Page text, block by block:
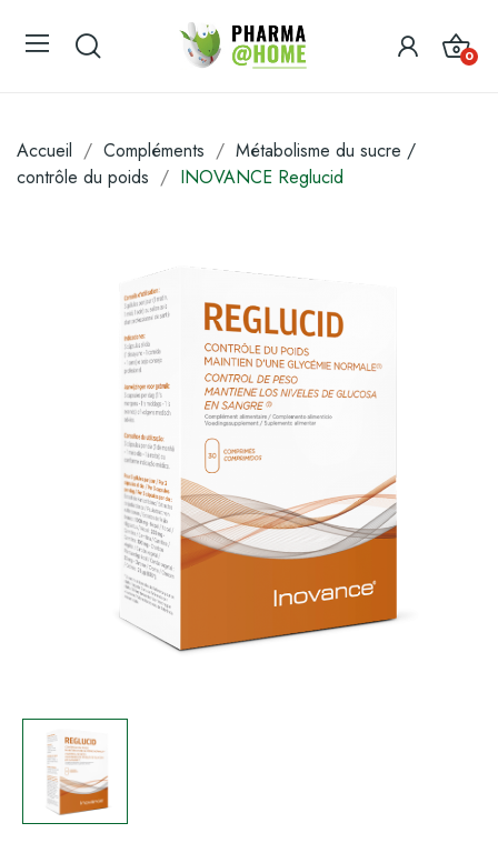
0
Accueil Compléments
Métabolisme du sucre /
contrôle du poids
INOVANCE Reglucid